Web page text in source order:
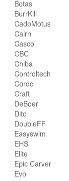
Botas
BurrKill
CadoMotus
Cairn
Casco
CBC
Chiba
Controltech
Cordo
Craft
DeBoer
Dito
DoubleFF
Easyswim
EHS
Elite
Epic Carver
Evo